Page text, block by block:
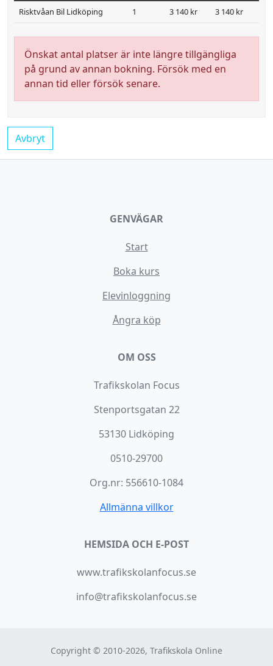
Risktvåan Bil Lidköping 1 3 140 kr 3 140 kr
Önskat antal platser är inte längre tillgängliga
på grund av annan bokning. Försök med en
annan tid eller försök senare.
Avbryt
GENVÄGAR
Start
Boka kurs
Elevinloggning
Ångra köp
OM OSS
Trafikskolan Focus
Stenportsgatan 22
53130 Lidköping
0510-29700
Org.nr: 556610-1084
Allmänna villkor
HEMSIDA OCH E-POST
www.trafikskolanfocus.se
info@trafikskolanfocus.se
Copyright © 2010-2026, Trafikskola Online